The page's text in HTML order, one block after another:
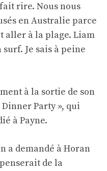
rire. Nous nous
en Australie parce
aller à la plage. Liam
Je sais à peine
à la sortie de son
Party », qui
à Payne.
a demandé à Horan
de la